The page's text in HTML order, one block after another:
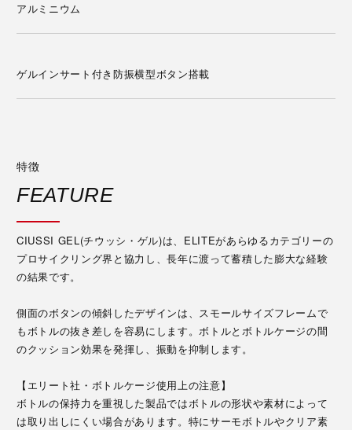
アルミニウム
ゲルインサート付き防振横型ボタン搭載
特徴
FEATURE
CIUSSI GEL(チウッシ・ゲル)は、ELITEがあらゆるカテゴリーの
プロサイクリング界と協力し、長年に渡って蓄積した膨大な経験
の結果です。
側面のボタンの傾斜したデザインは、スモールサイズフレームで
もボトルの抜き差しを容易にします。ボトルとボトルケージの間
のクッション効果を発揮し、振動を抑制します。
【エリート社・ボトルケージ使用上の注意】
ボトルの保持力を重視した製品ではボトルの形状や素材によって
は取り出しにくい場合があります。特にサーモボトルやクリア素